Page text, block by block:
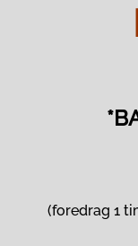
(foredrag 1